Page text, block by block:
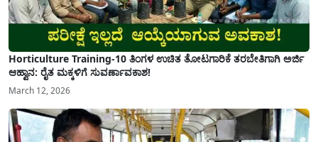
Horticulture Training-10 ತಿಂಗಳ ಉಚಿತ ತೋಟಗಾರಿಕೆ ತರಬೇತಿಗಾಗಿ ಅರ್ಜಿ
ಆಹ್ವಾನ: ರೈತ ಮಕ್ಕಳಿಗೆ ಸುವರ್ಣಾವಕಾಶ!
March 12, 2026